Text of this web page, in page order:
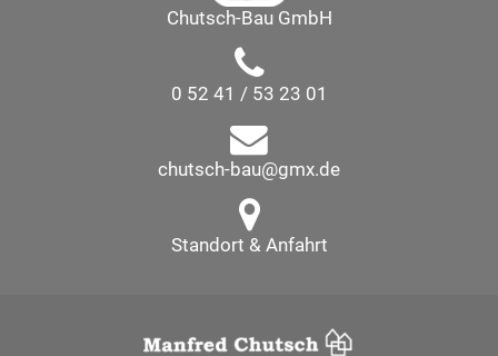
Chutsch-Bau GmbH
0 52 41 / 53 23 01
chutsch-bau@gmx.de
Standort & Anfahrt